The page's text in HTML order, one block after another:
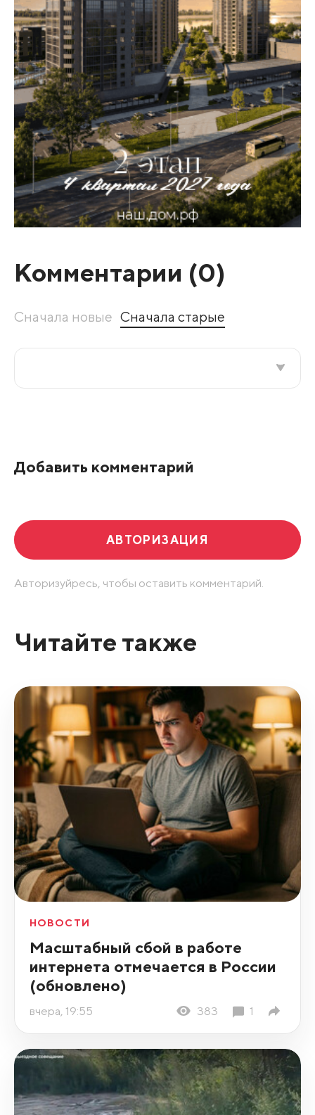
Комментарии (0)
Сначала новые Сначала старые
Добавить комментарий
АВТОРИЗАЦИЯ
Авторизуйресь, чтобы оставить комментарий.
Читайте также
НОВОСТИ
Масштабный сбой в работе
интернета отмечается в России
(обновлено)
вчера, 19:55 383 1